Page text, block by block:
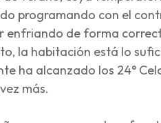
programando con el
enfriando de forma
la habitación está lo
ha alcanzado los 24°
más.